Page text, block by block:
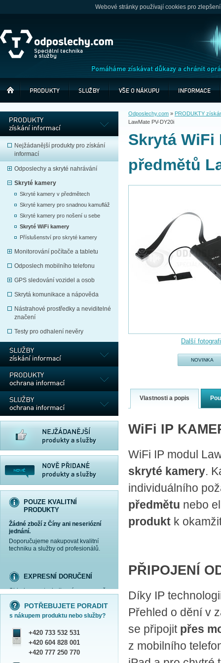
Webové stránky používají cookies pro
Nejžádanější produkty pro získání
informací
Odposlechy a skryté nahrávání
Skryté kamery
Skryté kamery v předmětech
Skryté kamery pro snadnou kamufláž
Skryté kamery pro nošení u sebe
Skryté WiFi kamery
Příslušenství pro skryté kamery
Monitorování počítače a tabletu
Odposlech mobilního telefonu
GPS sledování vozidel a osob
Skrytá komunikace a nápověda
Nástrahové prostředky a neviditelné
značení
Testy pro odhalení nevěry
POUZE KVALITNÍ
PRODUKTY
Žádné zboží z Číny ani neseriózní
jednání.
Doporučujeme nakupovat kvalitní
techniku a služby od profesionálů.
více informací »
EXPRESNÍ DORUČENÍ
Objednanou techniku vám expresně
Praha - DNES
ČR - ZÍTRA DO 17 HODIN
Dále zasíláme zboží Obchodním
balíkem České pošty nebo přepravní
službou PPL.
více informací »
SHOWROOM PRAHA
více informací »
více informací »
POTŘEBUJETE PORADIT
s nákupem produktu nebo služby?
+420 733 532 531
+420 604 828 001
+420 777 250 770
Odposlechy.com » PRODUKTY
LawMate PV-DY20i
Skrytá WiFi
předmětů
Další
NOVINKA
Vlastnosti a popis
WiFi IP
WiFi IP modul
skryté kamery.
individuálního
předmětu nebo
produkt k
PŘIPOJENÍ
Díky IP
Přehled o dění v
se připojit přes
z mobilního